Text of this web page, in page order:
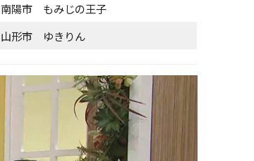
南陽市 もみじの王子
山形市 ゆきりん